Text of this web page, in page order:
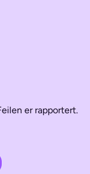
er rapportert.